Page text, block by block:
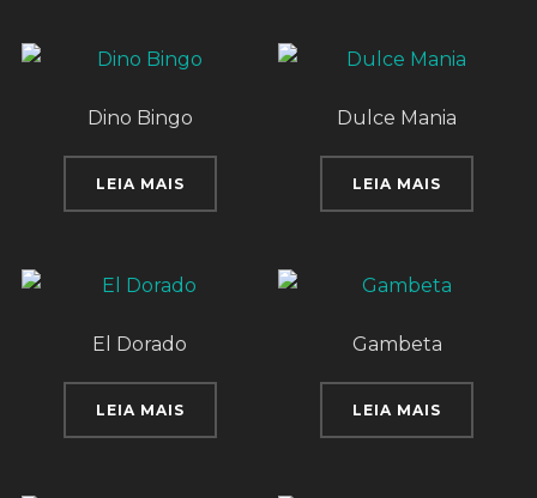
Dino Bingo
LEIA MAIS
Dulce Mania
LEIA MAIS
El Dorado
LEIA MAIS
Gambeta
LEIA MAIS